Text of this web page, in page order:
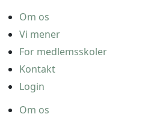
Om os
Vi mener
For medlemsskoler
Kontakt
Login
Om os